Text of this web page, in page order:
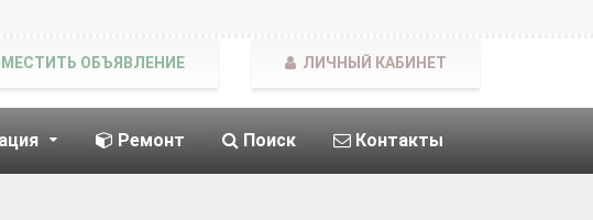
Ремонт Поиск Контакты
ОБЪЯВЛЕНИЕ ЛИЧНЫЙ КАБИНЕТ